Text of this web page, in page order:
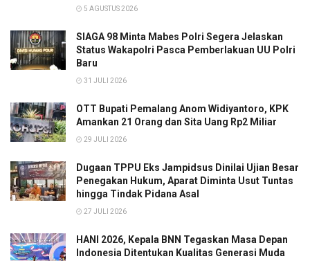
5 AGUSTUS 2026
SIAGA 98 Minta Mabes Polri Segera Jelaskan
Status Wakapolri Pasca Pemberlakuan UU Polri
Baru
31 JULI 2026
OTT Bupati Pemalang Anom Widiyantoro, KPK
Amankan 21 Orang dan Sita Uang Rp2 Miliar
29 JULI 2026
Dugaan TPPU Eks Jampidsus Dinilai Ujian Besar
Penegakan Hukum, Aparat Diminta Usut Tuntas
hingga Tindak Pidana Asal
27 JULI 2026
HANI 2026, Kepala BNN Tegaskan Masa Depan
Indonesia Ditentukan Kualitas Generasi Muda